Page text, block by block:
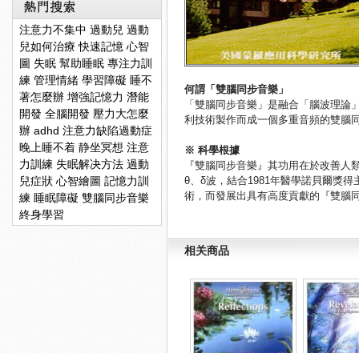
注意力不集中 過動兒 過動
兒如何治療 快速記憶 心智
圖 失眠 幫助睡眠 專注力訓
練 管理情緒 學習障礙 睡不
著怎麼辦 增強記憶力 潛能
開發 全腦開發 壓力大怎麼
辦 adhd 注意力缺陷過動症
晚上睡不着 静坐冥想 注意
力訓練 失眠解决方法 過動
兒症狀 心智繪圖 記憶力訓
練 睡眠障礙 雙腦同步音樂
終身學習
何謂「雙腦同步音樂」
「雙腦同步音樂」是融合「腦波理
利技術製作而成一個多重音頻的雙腦
※ 科學根據
『雙腦同步音樂』其功用在於改善
θ、 δ波，結合1981年醫學諾貝爾獎得
術，而發展出具有高度貢獻的『雙腦
相关商品